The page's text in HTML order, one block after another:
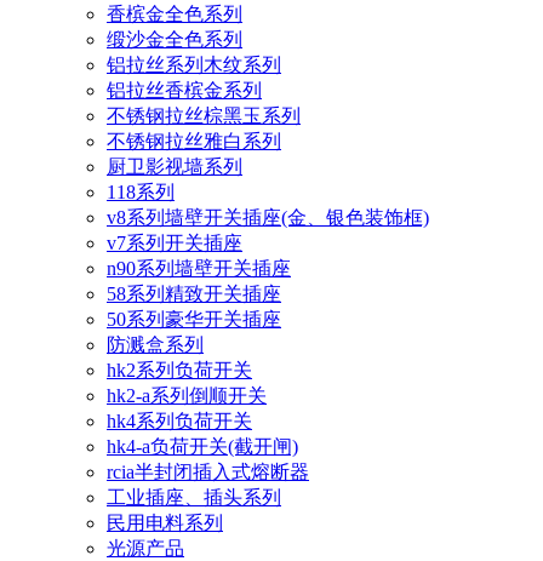
香槟金全色系列
缎沙金全色系列
铝拉丝系列木纹系列
铝拉丝香槟金系列
不锈钢拉丝棕黑玉系列
不锈钢拉丝雅白系列
厨卫影视墙系列
118系列
v8系列墙壁开关插座(金、银色装饰框)
v7系列开关插座
n90系列墙壁开关插座
58系列精致开关插座
50系列豪华开关插座
防溅盒系列
hk2系列负荷开关
hk2-a系列倒顺开关
hk4系列负荷开关
hk4-a负荷开关(截开闸)
rcia半封闭插入式熔断器
工业插座、插头系列
民用电料系列
光源产品